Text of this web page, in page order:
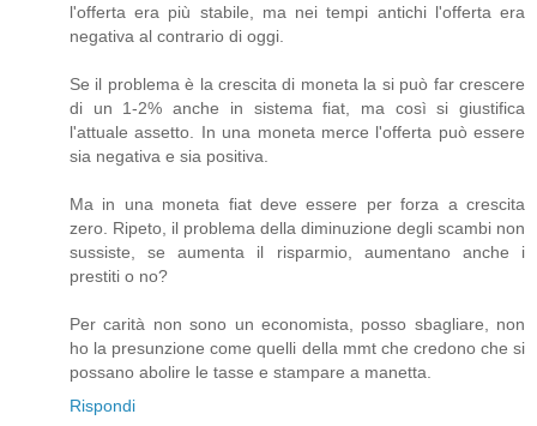
l'offerta era più stabile, ma nei tempi antichi l'offerta era
negativa al contrario di oggi.
Se il problema è la crescita di moneta la si può far crescere
di un 1-2% anche in sistema fiat, ma così si giustifica
l'attuale assetto. In una moneta merce l'offerta può essere
sia negativa e sia positiva.
Ma in una moneta fiat deve essere per forza a crescita
zero. Ripeto, il problema della diminuzione degli scambi non
sussiste, se aumenta il risparmio, aumentano anche i
prestiti o no?
Per carità non sono un economista, posso sbagliare, non
ho la presunzione come quelli della mmt che credono che si
possano abolire le tasse e stampare a manetta.
Rispondi